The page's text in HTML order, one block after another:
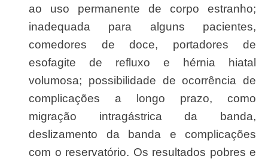
ao uso permanente de corpo estranho;
inadequada para alguns pacientes,
comedores de doce, portadores de
esofagite de refluxo e hérnia hiatal
volumosa; possibilidade de ocorrência de
complicações a longo prazo, como
migração intragástrica da banda,
deslizamento da banda e complicações
com o reservatório. Os resultados pobres e